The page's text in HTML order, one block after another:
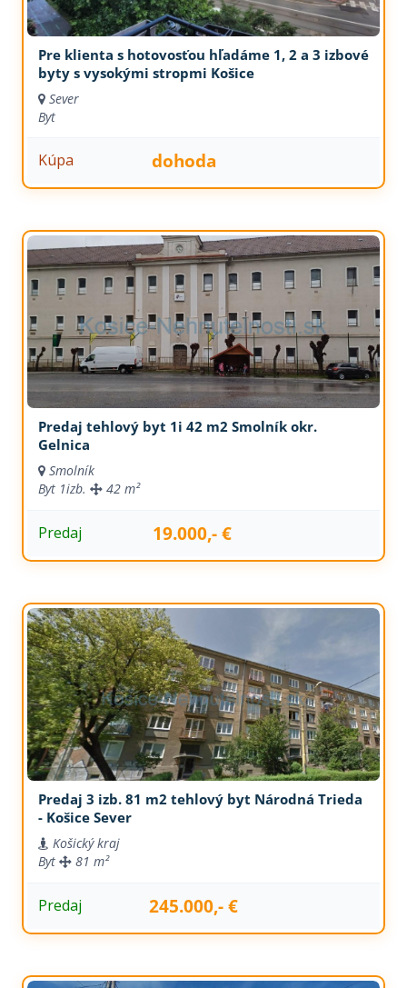
Pre klienta s hotovosťou hľadáme 1, 2 a 3 izbové
byty s vysokými stropmi Košice
Sever
Byt
Kúpa dohoda
Predaj tehlový byt 1i 42 m2 Smolník okr.
Gelnica
Smolník
Byt 1izb. 42 m²
Predaj 19.000,- €
Predaj 3 izb. 81 m2 tehlový byt Národná Trieda
- Košice Sever
Košický kraj
Byt
81 m²
Predaj 245.000,- €